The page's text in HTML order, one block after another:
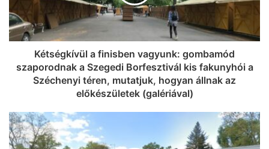
Kétségkívül a finisben vagyunk: gombamód
szaporodnak a Szegedi Borfesztivál kis fakunyhói a
Széchenyi téren, mutatjuk, hogyan állnak az
előkészületek (galériával)